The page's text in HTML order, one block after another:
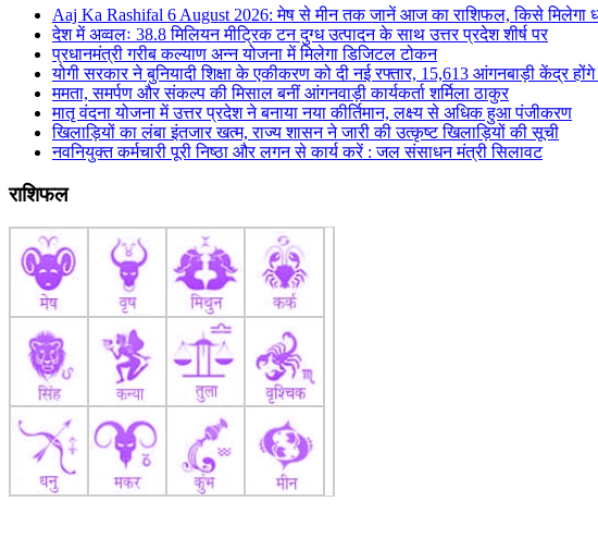
Aaj Ka Rashifal 6 August 2026: मेष से मीन तक जानें आज का राशिफल, किसे मिलेगा
देश में अव्वलः 38.8 मिलियन मीट्रिक टन दुग्ध उत्पादन के साथ उत्तर प्रदेश शीर्ष पर
प्रधानमंत्री गरीब कल्याण अन्न योजना में मिलेगा डिजिटल टोकन
योगी सरकार ने बुनियादी शिक्षा के एकीकरण को दी नई रफ्तार, 15,613 आंगनबाड़ी केंद्र होंगे
ममता, समर्पण और संकल्प की मिसाल बनीं आंगनवाड़ी कार्यकर्ता शर्मिला ठाकुर
मातृ वंदना योजना में उत्तर प्रदेश ने बनाया नया कीर्तिमान, लक्ष्य से अधिक हुआ पंजीकरण
खिलाड़ियों का लंबा इंतजार खत्म, राज्य शासन ने जारी की उत्कृष्ट खिलाड़ियों की सूची
नवनियुक्त कर्मचारी पूरी निष्ठा और लगन से कार्य करें : जल संसाधन मंत्री सिलावट
राशिफल